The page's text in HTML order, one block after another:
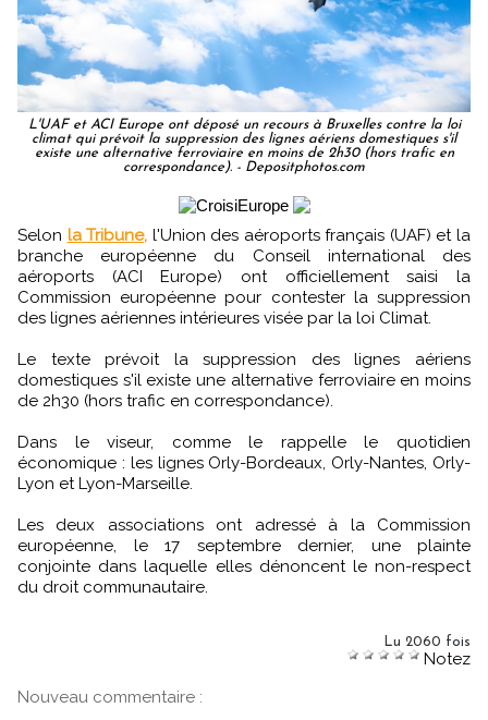
L'UAF et ACI Europe ont déposé un recours à Bruxelles contre la loi
climat qui prévoit la suppression des lignes aériens domestiques s'il
existe une alternative ferroviaire en moins de 2h30 (hors trafic en
correspondance). - Depositphotos.com
Selon la Tribune, l'Union des aéroports français (UAF) et la
branche européenne du Conseil international des
aéroports (ACI Europe) ont officiellement saisi la
Commission européenne pour contester la suppression
des lignes aériennes intérieures visée par la loi Climat.
Le texte prévoit la suppression des lignes aériens
domestiques s'il existe une alternative ferroviaire en moins
de 2h30 (hors trafic en correspondance).
Dans le viseur, comme le rappelle le quotidien
économique : les lignes Orly-Bordeaux, Orly-Nantes, Orly-
Lyon et Lyon-Marseille.
Les deux associations ont adressé à la Commission
européenne, le 17 septembre dernier, une plainte
conjointe dans laquelle elles dénoncent le non-respect
du droit communautaire.
Lu 2060 fois
Notez
Nouveau commentaire :